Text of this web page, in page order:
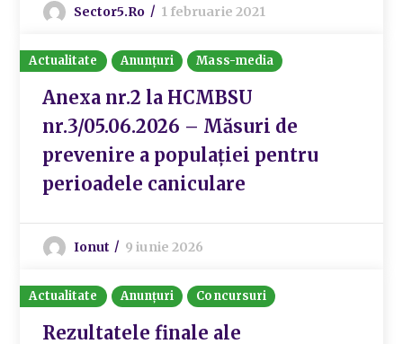
Sector5.ro 1 februarie 2021
Actualitate Anunțuri Mass-media
Anexa nr.2 la HCMBSU
nr.3/05.06.2026 – Măsuri de
prevenire a populației pentru
perioadele caniculare
Ionut 9 iunie 2026
Actualitate Anunțuri Concursuri
Rezultatele finale ale